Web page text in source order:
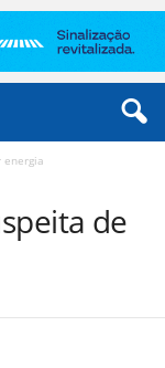
energia
de